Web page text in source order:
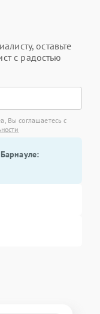
оставьте
с радостью
Вы соглашаетесь с